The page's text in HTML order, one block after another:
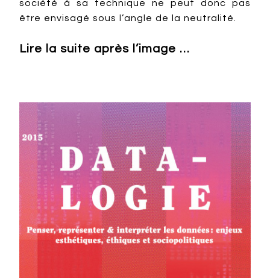
société à sa technique ne peut donc pas
être envisagé sous l’angle de la neutralité.
Lire la suite après l’image …